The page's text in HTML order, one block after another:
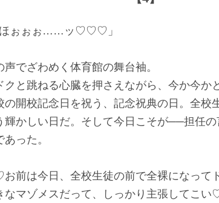
ぉぉぉ……ッ♡♡♡」
でざわめく体育館の舞台袖。
と跳ねる心臓を押さえながら、今か今か
開校記念日を祝う、記念祝典の日。全校
輝かしい日だ。そして今日こそが──担任
った。
お前は今日、全校生徒の前で全裸になっ
なマゾメスだって、しっかり主張してこい♡